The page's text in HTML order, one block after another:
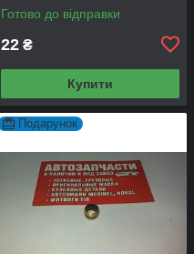
Готово до відправки
22 ₴
Купити
Подарунок